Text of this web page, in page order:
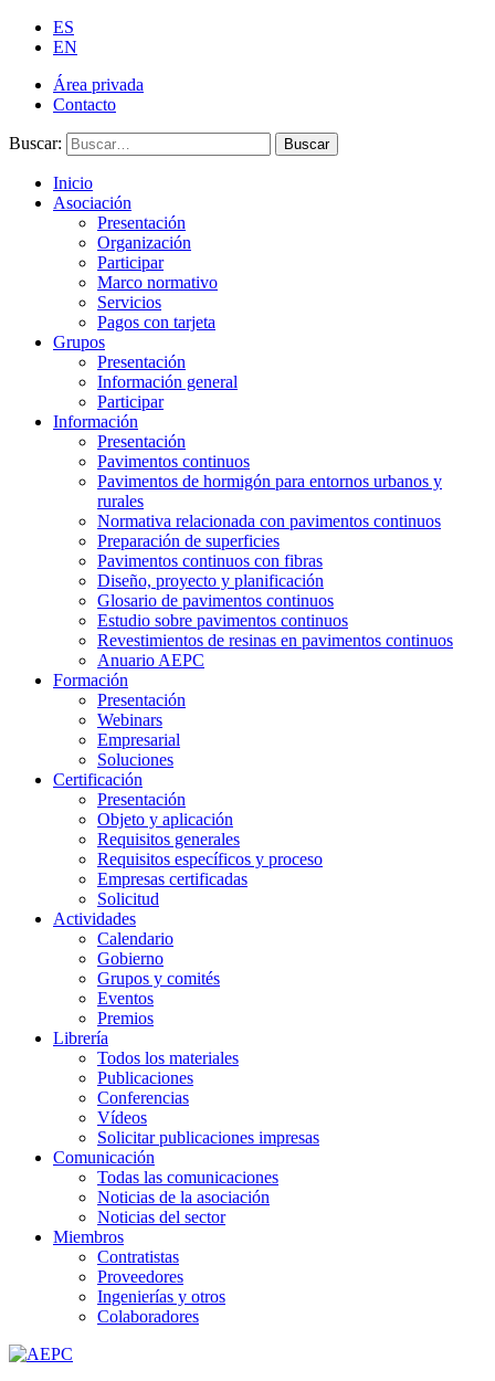
ES
EN
Área privada
Contacto
Buscar: Buscar
Inicio
Asociación
Presentación
Organización
Participar
Marco normativo
Servicios
Pagos con tarjeta
Grupos
Presentación
Información general
Participar
Información
Presentación
Pavimentos continuos
Pavimentos de hormigón para entornos urbanos y
rurales
Normativa relacionada con pavimentos continuos
Preparación de superficies
Pavimentos continuos con fibras
Diseño, proyecto y planificación
Glosario de pavimentos continuos
Estudio sobre pavimentos continuos
Revestimientos de resinas en pavimentos continuos
Anuario AEPC
Formación
Presentación
Webinars
Empresarial
Soluciones
Certificación
Presentación
Objeto y aplicación
Requisitos generales
Requisitos específicos y proceso
Empresas certificadas
Solicitud
Actividades
Calendario
Gobierno
Grupos y comités
Eventos
Premios
Librería
Todos los materiales
Publicaciones
Conferencias
Vídeos
Solicitar publicaciones impresas
Comunicación
Todas las comunicaciones
Noticias de la asociación
Noticias del sector
Miembros
Contratistas
Proveedores
Ingenierías y otros
Colaboradores